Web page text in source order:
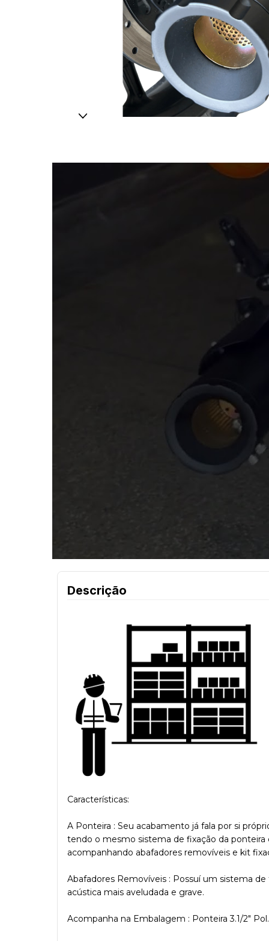
Descrição
Características:
A Ponteira : Seu acabamento já fala por si
tendo o mesmo sistema de fixação da
acompanhando abafadores removíveis e kit
Abafadores Removíveis : Possuí um sistema
acústica mais aveludada e grave.
Acompanha na Embalagem : Ponteira 3.1/2"